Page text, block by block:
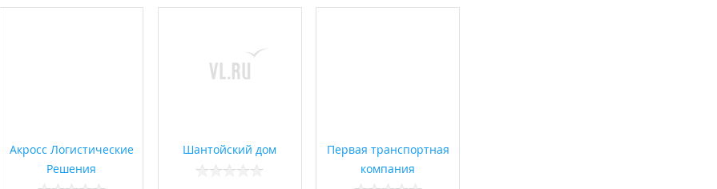
Акросс Логистические
Решения
Шантойский дом
Первая транспортная
компания